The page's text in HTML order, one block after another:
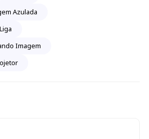
Azulada
Imagem